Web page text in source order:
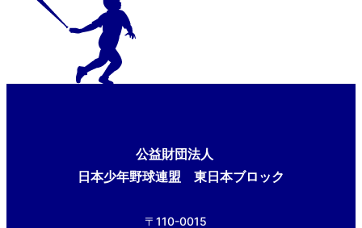
公益財団法人
日本少年野球連盟 東日本ブロック
〒110-0015